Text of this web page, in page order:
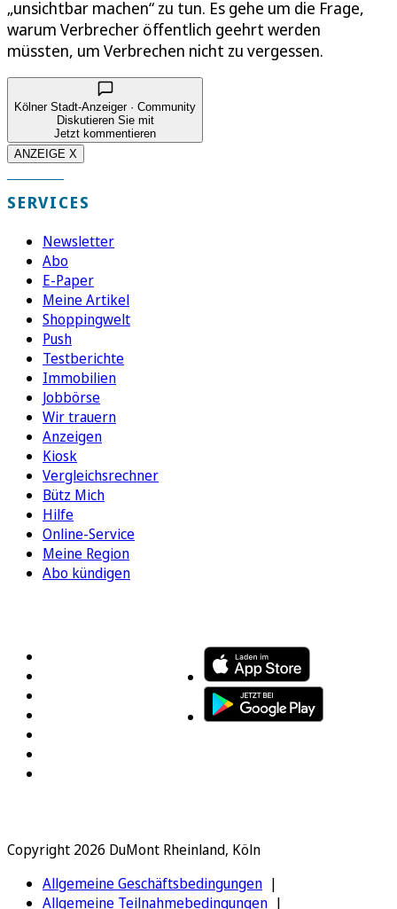
„unsichtbar machen“ zu tun. Es gehe um die Frage,
warum Verbrecher öffentlich geehrt werden
müssten, um Verbrechen nicht zu vergessen.
Kölner Stadt-Anzeiger · Community
Diskutieren Sie mit
Jetzt kommentieren
ANZEIGE X
SERVICES
Newsletter
Abo
E-Paper
Meine Artikel
Shoppingwelt
Push
Testberichte
Immobilien
Jobbörse
Wir trauern
Anzeigen
Kiosk
Vergleichsrechner
Bütz Mich
Hilfe
Online-Service
Meine Region
Abo kündigen
Copyright 2026 DuMont Rheinland, Köln
Allgemeine Geschäftsbedingungen
Allgemeine Teilnahmebedingungen